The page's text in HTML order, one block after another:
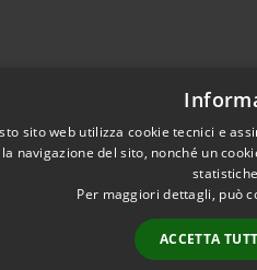
sito web utilizza cookie tecnici e
navigazione del sito, nonché un
Per maggiori dettagli, può
ACCETTA